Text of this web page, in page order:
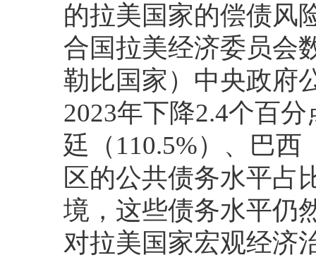
的拉美国家的偿债风
合国拉美经济委员会
勒比国家）中央政府
2023年下降2.4个百
廷（110.5%）、巴西
区的公共债务水平占
境，这些债务水平仍
对拉美国家宏观经济